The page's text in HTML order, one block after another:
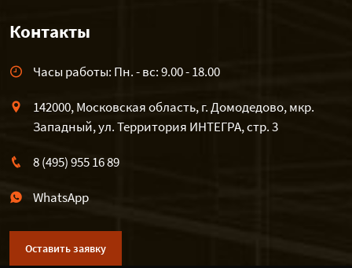
Контакты
Часы работы: Пн. - вс: 9.00 - 18.00
142000, Московская область, г. Домодедово, мкр.
Западный, ул. Территория ИНТЕГРА, стр. 3
8 (495) 955 16 89
WhatsApp
Оставить заявку